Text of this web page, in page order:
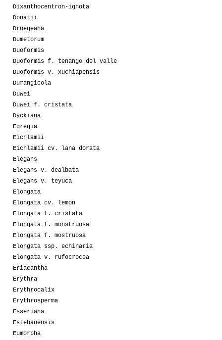
Dixanthocentron-ignota
Donatii
Droegeana
Dumetorum
Duoformis
Duoformis f. tenango del valle
Duoformis v. xuchiapensis
Durangicola
Duwei
Duwei f. cristata
Dyckiana
Egregia
Eichlamii
Eichlamii cv. lana dorata
Elegans
Elegans v. dealbata
Elegans v. teyuca
Elongata
Elongata cv. lemon
Elongata f. cristata
Elongata f. monstruosa
Elongata f. mostruosa
Elongata ssp. echinaria
Elongata v. rufocrocea
Eriacantha
Erythra
Erythrocalix
Erythrosperma
Esseriana
Estebanensis
Eumorpha